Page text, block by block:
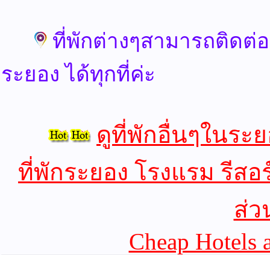
ที่พักต่างๆสามารถติดต่
ระยอง ได้ทุกที่ค่ะ
ดูที่พักอื่นๆในระ
ที่พักระยอง โรงแรม รีส
ส่ว
Cheap Hotels